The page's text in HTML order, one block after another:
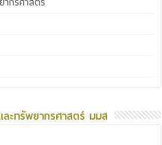
ะทรัพยากรศาสตร์ มมส